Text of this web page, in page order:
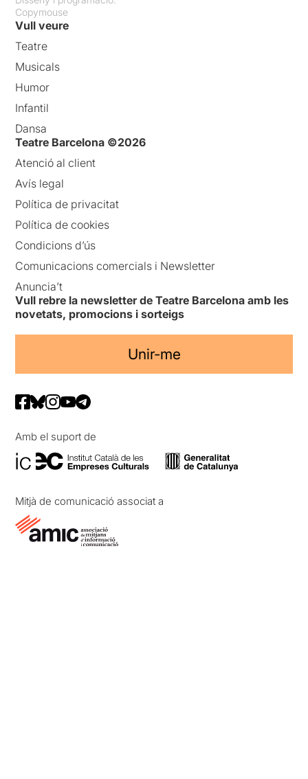
Copymouse
Vull veure
Teatre
Musicals
Humor
Infantil
Dansa
Teatre Barcelona ©2026
Atenció al client
Avís legal
Política de privacitat
Política de cookies
Condicions d’ús
Comunicacions comercials i Newsletter
Anuncia’t
Vull rebre la newsletter de Teatre Barcelona amb les
novetats, promocions i sorteigs
Unir-me
Amb el suport de
Mitjà de comunicació associat a